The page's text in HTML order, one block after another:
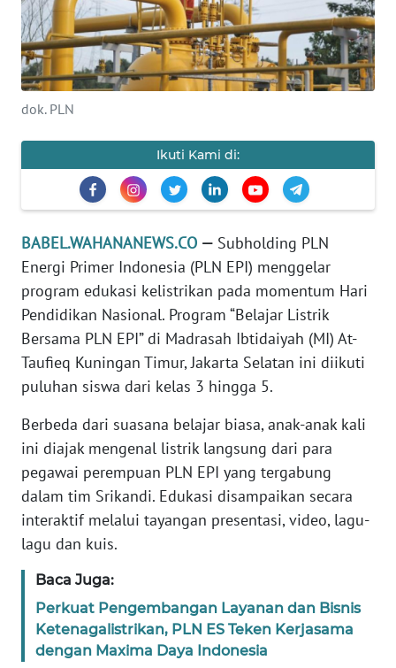
dok. PLN
Ikuti Kami di:
BABEL.WAHANANEWS.CO — Subholding PLN
Energi Primer Indonesia (PLN EPI) menggelar
program edukasi kelistrikan pada momentum Hari
Pendidikan Nasional. Program “Belajar Listrik
Bersama PLN EPI” di Madrasah Ibtidaiyah (MI) At-
Taufieq Kuningan Timur, Jakarta Selatan ini diikuti
puluhan siswa dari kelas 3 hingga 5.
Berbeda dari suasana belajar biasa, anak-anak kali
ini diajak mengenal listrik langsung dari para
pegawai perempuan PLN EPI yang tergabung
dalam tim Srikandi. Edukasi disampaikan secara
interaktif melalui tayangan presentasi, video, lagu-
lagu dan kuis.
Baca Juga:
Perkuat Pengembangan Layanan dan Bisnis
Ketenagalistrikan, PLN ES Teken Kerjasama
dengan Maxima Daya Indonesia
KONTAK
KAMI
INFO
IKLAN
MEDIA
SIBER
REDAKSI
KARIR
Wahana
News
Regional
WN
SUMUT
JAKARTA
WN